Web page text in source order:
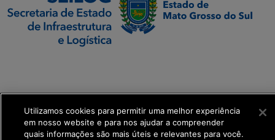
Transformação Digital
get_footer();
Utilizamos cookies para permitir uma melhor experiência
em nosso website e para nos ajudar a compreender
quais informações são mais úteis e relevantes para você.